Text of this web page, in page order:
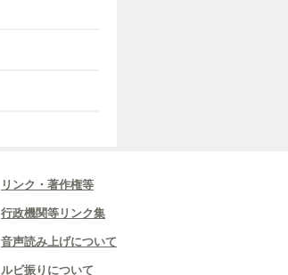
リンク・著作権等
行政機関等リンク集
音声読み上げについて
ルビ振りについて